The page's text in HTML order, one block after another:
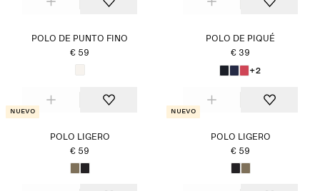
POLO DE PUNTO FINO
€ 59
POLO DE PIQUÉ
€ 39
+2
Nuevo
POLO LIGERO
€ 59
Nuevo
POLO LIGERO
€ 59